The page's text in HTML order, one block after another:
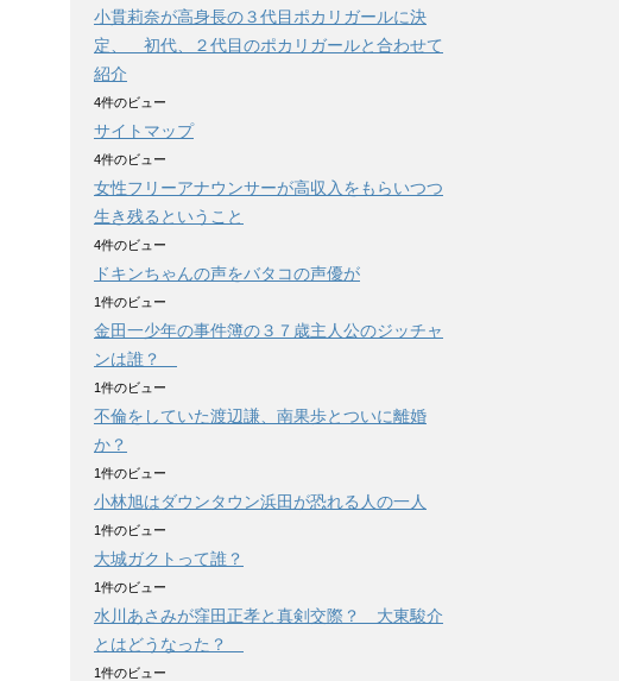
小貫莉奈が高身長の３代目ポカリガールに決
定、 初代、２代目のポカリガールと合わせて
紹介
4件のビュー
サイトマップ
4件のビュー
女性フリーアナウンサーが高収入をもらいつつ
生き残るということ
4件のビュー
ドキンちゃんの声をバタコの声優が
1件のビュー
金田一少年の事件簿の３７歳主人公のジッチャ
ンは誰？
1件のビュー
不倫をしていた渡辺謙、南果歩とついに離婚
か？
1件のビュー
小林旭はダウンタウン浜田が恐れる人の一人
1件のビュー
大城ガクトって誰？
1件のビュー
水川あさみが窪田正孝と真剣交際？ 大東駿介
とはどうなった？
1件のビュー